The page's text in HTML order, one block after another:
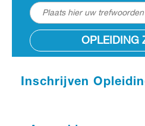
OPLEIDING
Inschrijven